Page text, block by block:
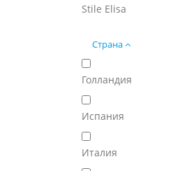
Stile Elisa
Страна
Голландия
Испания
Италия